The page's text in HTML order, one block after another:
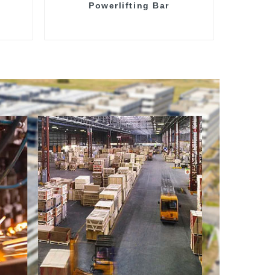
Powerlifting Bar